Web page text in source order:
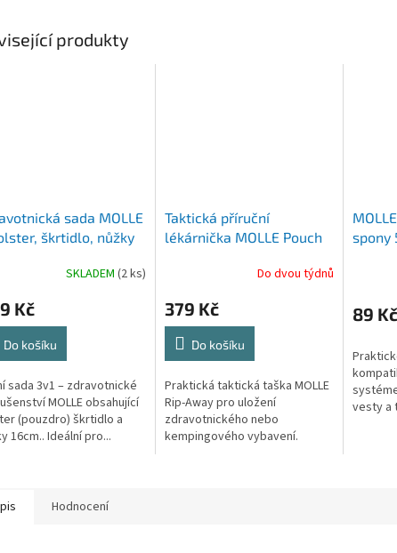
produkty
sada MOLLE
škrtidlo, nůžky
SKLADEM (2 ks)
Kč
Do košíku
sada 3v1 – zdravotnické
MOLLE obsahující
(pouzdro) škrtidlo a
16cm.. Ideální pro...
Taktická příruční
lékárnička MOLLE Pouch
Do dvou týdnů
379 Kč
Do košíku
Praktická taktická taška MOLLE
Rip-Away pro uložení
zdravotnického nebo
kempingového vybavení.
spony
89 Kč
vesty a
Hodnocení